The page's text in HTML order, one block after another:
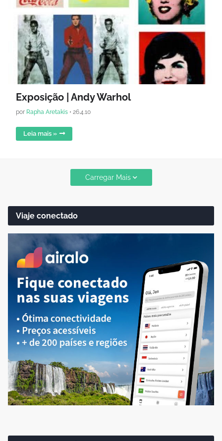
Exposição | Andy Warhol
por Rapha Aretakis • 26.4.10
Leia mais »
Carregar Mais
Viaje conectado